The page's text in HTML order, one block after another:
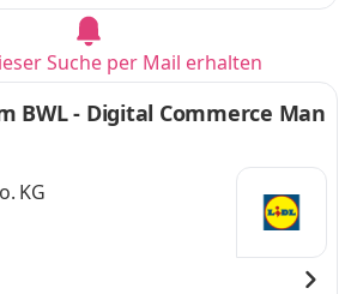
Suche per Mail erhalten
BWL - Digital Commerce Man
KG